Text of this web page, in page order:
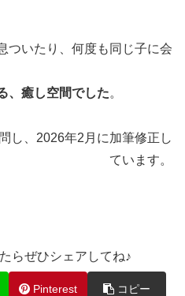
ついたり、何度も同じ子に会
、癒し空間でした。
し、2026年2月に加筆修正し
ています。
らぜひシェアしてね♪
Pinterest コピー